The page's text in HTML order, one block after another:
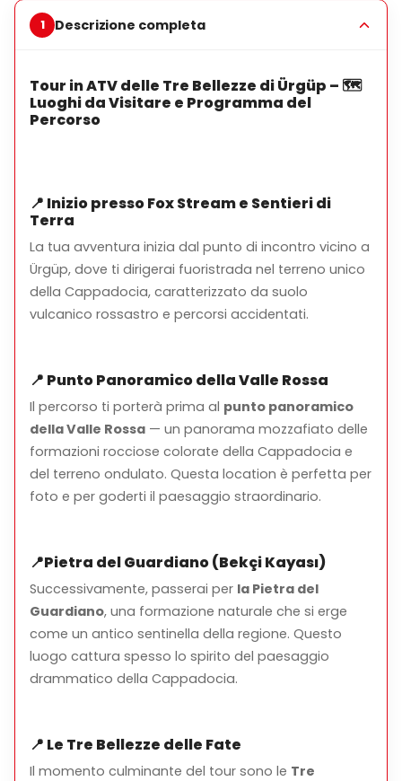
l'area lontano dai sentieri battuti.
Principali Attrazioni
Le Tre Bellezze delle Fate:
La Roccia Guardiana:
naturale
Strada Colorata:Sentieri scenici con strati geologici
vibranti
Ritiro e riconsegna presso il tuo hotel a Ürgüp
Tour guidato in ATV con istruzioni di sicurezza
Casco e attrezzatura di sicurezza
Cosa Portare
Abbigliamento comodo adatto per l'attività
all'aperto
Macchina fotografica o smartphone per foto
Descrizione completa
Tour in ATV delle Tre Bellezze di Ürgüp – 🗺️
Luoghi da Visitare e Programma del
Percorso
📍 Inizio presso Fox Stream e Sentieri di
Terra
La tua avventura inizia dal punto di incontro vicino a
Ürgüp, dove ti dirigerai fuoristrada nel terreno unico
della Cappadocia, caratterizzato da suolo
vulcanico rossastro e percorsi accidentati.
📍 Punto Panoramico della Valle Rossa
Il percorso ti porterà prima al punto panoramico
della Valle Rossa — un panorama mozzafiato delle
formazioni rocciose colorate della Cappadocia e
del terreno ondulato. Questa location è perfetta per
foto e per goderti il paesaggio straordinario.
📍Pietra del Guardiano (Bekçi Kayası)
Successivamente, passerai per la Pietra del
Guardiano, una formazione naturale che si erge
come un antico sentinella della regione. Questo
luogo cattura spesso lo spirito del paesaggio
drammatico della Cappadocia.
📍 Le Tre Bellezze delle Fate
Il momento culminante del tour sono le Tre